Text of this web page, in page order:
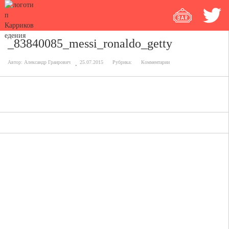
_83840085_messi_ronaldo_getty
Автор: Александр Граирович 25.07.2015 Рубрика: Комментарии